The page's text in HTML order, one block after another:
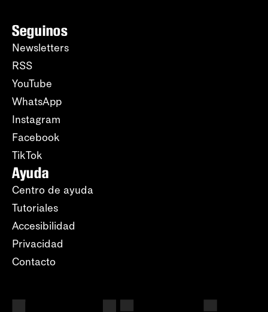
Seguinos
Newsletters
RSS
YouTube
WhatsApp
Instagram
Facebook
TikTok
Ayuda
Centro de ayuda
Tutoriales
Accesibilidad
Privacidad
Contacto